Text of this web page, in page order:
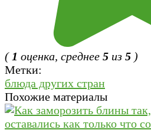
( 1 оценка, среднее 5 из 5 )
Метки:
блюда других стран
Похожие материалы